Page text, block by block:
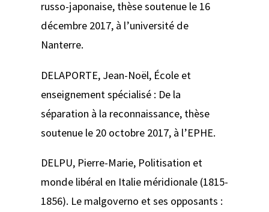
russo-japonaise, thèse soutenue le 16
décembre 2017, à l’université de
Nanterre.
DELAPORTE, Jean-Noël, École et
enseignement spécialisé : De la
séparation à la reconnaissance, thèse
soutenue le 20 octobre 2017, à l’EPHE.
DELPU, Pierre-Marie, Politisation et
monde libéral en Italie méridionale (1815-
1856). Le malgoverno et ses opposants :